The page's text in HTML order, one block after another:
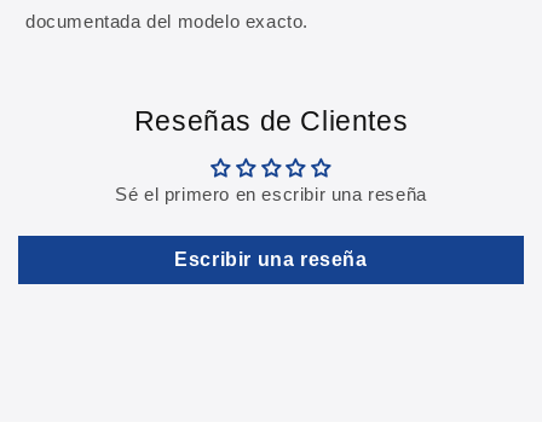
documentada del modelo exacto.
Reseñas de Clientes
Sé el primero en escribir una reseña
Escribir una reseña